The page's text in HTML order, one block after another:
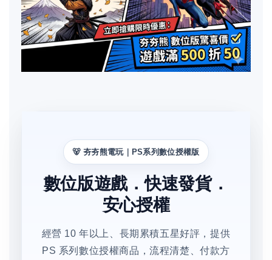
🐻 夯夯熊電玩｜PS系列數位授權版
數位版遊戲．快速發貨．
安心授權
經營 10 年以上、長期累積五星好評，提供
PS 系列數位授權商品，流程清楚、付款方